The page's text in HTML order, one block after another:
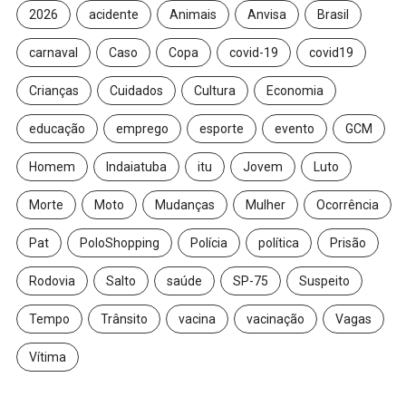
2026 acidente Animais Anvisa Brasil
carnaval Caso Copa covid-19 covid19
Crianças Cuidados Cultura Economia
educação emprego esporte evento GCM
Homem Indaiatuba itu Jovem Luto
Morte Moto Mudanças Mulher Ocorrência
Pat PoloShopping Polícia política Prisão
Rodovia Salto saúde SP-75 Suspeito
Tempo Trânsito vacina vacinação Vagas
Vítima